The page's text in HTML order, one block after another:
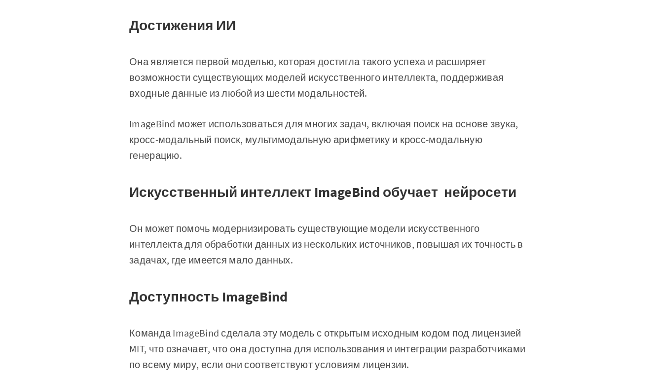
Достижения ИИ
Она является первой моделью, которая достигла такого успеха и расширяет
возможности существующих моделей искусственного интеллекта, поддерживая
входные данные из любой из шести модальностей.
ImageBind может использоваться для многих задач, включая поиск на основе звука,
кросс-модальный поиск, мультимодальную арифметику и кросс-модальную
генерацию.
Искусственный интеллект ImageBind обучает нейросети
Он может помочь модернизировать существующие модели искусственного
интеллекта для обработки данных из нескольких источников, повышая их точность в
задачах, где имеется мало данных.
Доступность ImageBind
Команда ImageBind сделала эту модель с открытым исходным кодом под лицензией
MIT, что означает, что она доступна для использования и интеграции разработчиками
по всему миру, если они соответствуют условиям лицензии.